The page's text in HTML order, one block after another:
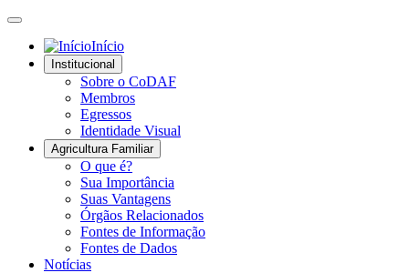
Início
Institucional
Sobre o CoDAF
Membros
Egressos
Identidade Visual
Agricultura Familiar
O que é?
Sua Importância
Suas Vantagens
Órgãos Relacionados
Fontes de Informação
Fontes de Dados
Notícias